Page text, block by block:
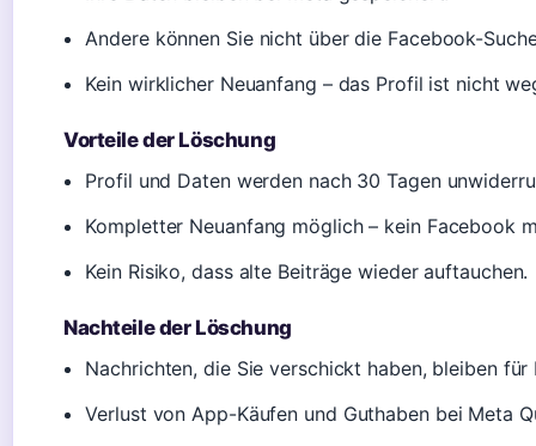
Andere können Sie nicht über die Facebook-
Kein wirklicher Neuanfang – das Profil ist nicht
Vorteile der Löschung
Profil und Daten werden nach 30 Tagen
Kompletter Neuanfang möglich – kein Facebook
Kein Risiko, dass alte Beiträge wieder auftauchen.
Nachteile der Löschung
Nachrichten, die Sie verschickt haben, bleiben
Verlust von App-Käufen und Guthaben bei Meta